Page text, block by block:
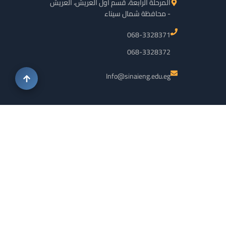
المرحلة الرابعة، قسم أول العريش، العريش
- محافظة شمال سيناء
068-3328371
068-3328372
Info@sinaieng.edu.eg